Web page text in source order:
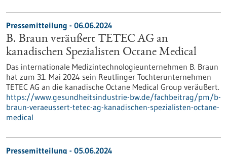
Pressemitteilung - 06.06.2024
B. Braun veräußert TETEC AG an
kanadischen Spezialisten Octane Medical
Das internationale Medizintechnologieunternehmen B. Braun
hat zum 31. Mai 2024 sein Reutlinger Tochterunternehmen
TETEC AG an die kanadische Octane Medical Group veräußert.
https://www.gesundheitsindustrie-bw.de/fachbeitrag/pm/b-
braun-veraeussert-tetec-ag-kanadischen-spezialisten-octane-
medical
Pressemitteilung - 05.06.2024